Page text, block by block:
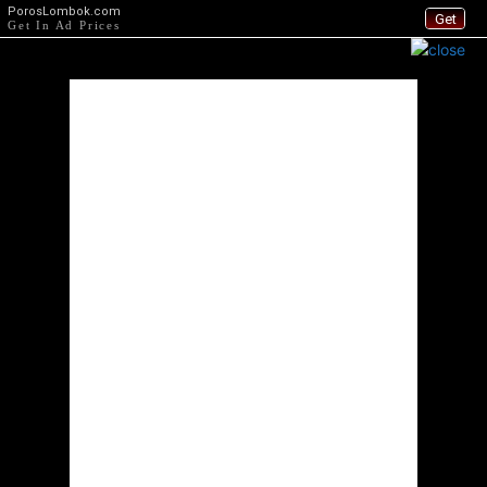
Get
PorosLombok.com
Get In Ad Prices